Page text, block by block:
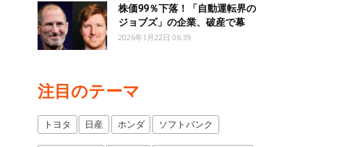
株価99％下落！「自動運転界の
ジョブズ」の企業、破産で幕
2026年1月22日 06:39
注目のテーマ
トヨタ 日産 ホンダ ソフトバンク